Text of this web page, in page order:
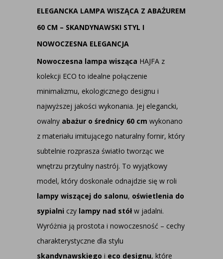
ELEGANCKA LAMPA WISZĄCA Z ABAŻUREM
60 CM – SKANDYNAWSKI STYL I
NOWOCZESNA ELEGANCJA
Nowoczesna lampa wisząca HAJFA z
kolekcji ECO to idealne połączenie
minimalizmu, ekologicznego designu i
najwyższej jakości wykonania. Jej elegancki,
owalny abażur o średnicy 60 cm wykonano
z materiału imitującego naturalny fornir, który
subtelnie rozprasza światło tworząc we
wnętrzu przytulny nastrój. To wyjątkowy
model, który doskonale odnajdzie się w roli
lampy wiszącej do salonu, oświetlenia do
sypialni czy lampy nad stółw jadalni.
Wyróżnia ją prostota i nowoczesność – cechy
charakterystyczne dla stylu
skandynawskiego i eco designu, które